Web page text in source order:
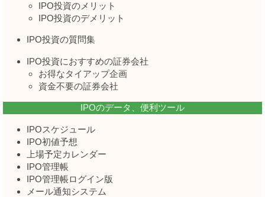
IPO投資のメリット
IPO投資のデメリット
IPO投資の質問集
IPO投資におすすめの証券会社
お得なタイアップ企画
資金不要の証券会社
IPOのデータ、便利ツール
IPOスケジュール
IPO初値予想
上場予定カレンダー
IPO管理帳
IPO管理帳ログイン版
メール通知システム